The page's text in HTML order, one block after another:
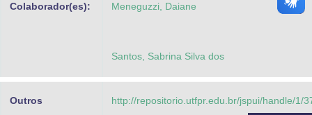
Colaborador(es): Meneguzzi, Daiane
Santos, Sabrina Silva dos
Outros http://repositorio.utfpr.edu.br/jspui/handle/1/